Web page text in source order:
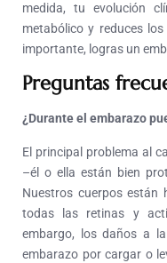
medida, tu evolución
metabólico y reduces
importante, logras un
Preguntas
¿Durante el embarazo
El principal problema al
–él o ella están bien
Nuestros cuerpos están
todas las retinas y
embargo, los daños a
embarazo por cargar o